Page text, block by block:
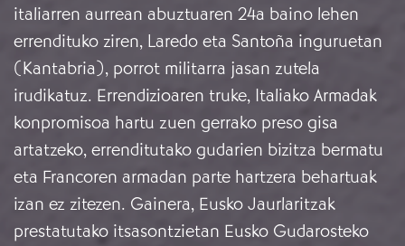
italiarren aurrean abuztuaren 24a baino lehen
errendituko ziren, Laredo eta Santoña inguruetan
(Kantabria), porrot militarra jasan zutela
irudikatuz. Errendizioaren truke, Italiako Armadak
konpromisoa hartu zuen gerrako preso gisa
artatzeko, errenditutako gudarien bizitza bermatu
eta Francoren armadan parte hartzera behartuak
izan ez zitezen. Gainera, Eusko Jaurlaritzak
prestatutako itsasontzietan Eusko Gudarosteko